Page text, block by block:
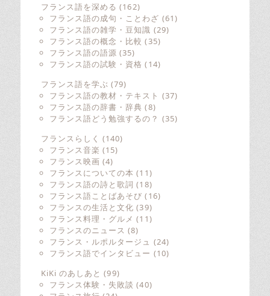
フランス語を深める (162)
フランス語の成句・ことわざ (61)
フランス語の雑学・豆知識 (29)
フランス語の概念・比較 (35)
フランス語の語源 (35)
フランス語の試験・資格 (14)
フランス語を学ぶ (79)
フランス語の教材・テキスト (37)
フランス語の辞書・辞典 (8)
フランス語どう勉強するの？ (35)
フランスらしく (140)
フランス音楽 (15)
フランス映画 (4)
フランスについての本 (11)
フランス語の詩と歌詞 (18)
フランス語ことばあそび (16)
フランスの生活と文化 (39)
フランス料理・グルメ (11)
フランスのニュース (8)
フランス・ルポルタージュ (24)
フランス語でインタビュー (10)
KiKi のあしあと (99)
フランス体験・失敗談 (40)